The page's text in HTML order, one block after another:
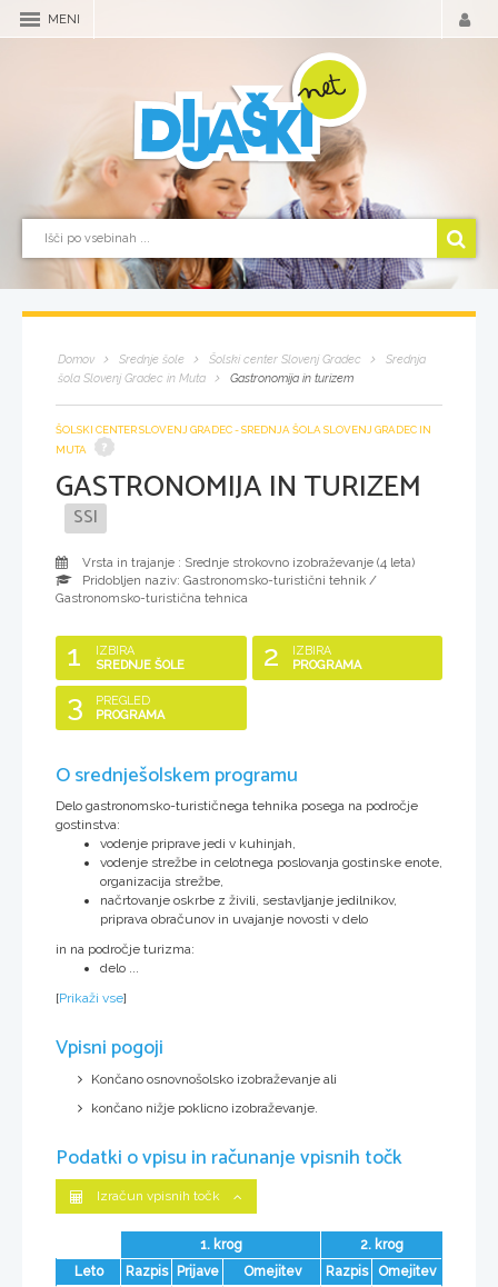
MENI
Domov Srednje šole Šolski center Slovenj Gradec
Srednja
šola Slovenj Gradec in Muta
Gastronomija in turizem
ŠOLSKI CENTER SLOVENJ GRADEC - SREDNJA ŠOLA SLOVENJ GRADEC IN
MUTA
GASTRONOMIJA IN TURIZEM
SSI
Vrsta in trajanje : Srednje strokovno izobraževanje (4 leta)
Pridobljen naziv: Gastronomsko-turistični tehnik /
Gastronomsko-turistična tehnica
1
IZBIRA
SREDNJE ŠOLE
2
IZBIRA
PROGRAMA
3
PREGLED
PROGRAMA
O srednješolskem programu
Delo gastronomsko-turističnega tehnika posega na področje
gostinstva:
vodenje priprave jedi v kuhinjah,
vodenje strežbe in celotnega poslovanja gostinske enote,
organizacija strežbe,
načrtovanje oskrbe z živili, sestavljanje jedilnikov,
priprava obračunov in uvajanje novosti v delo
in na področje turizma:
delo ...
[Prikaži vse]
Vpisni pogoji
Končano osnovnošolsko izobraževanje ali
končano nižje poklicno izobraževanje.
Podatki o vpisu in računanje vpisnih točk
Izračun vpisnih točk
1. krog
2. krog
Leto
Razpis Prijave Omejitev Razpis
Omejitev